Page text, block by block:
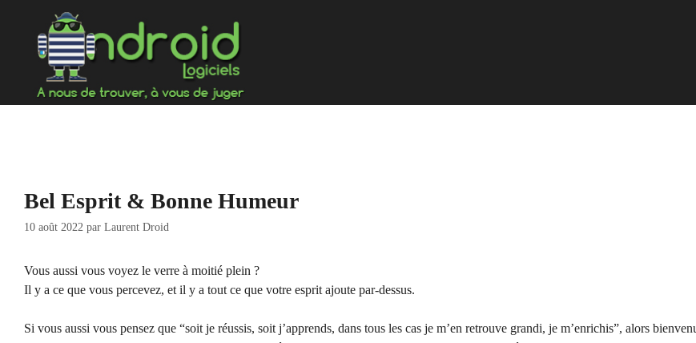
contenu
Bel Esprit & Bonne Humeur
10 août 2022 par Laurent Droid
Vous aussi vous voyez le verre à moitié plein ?
Il y a ce que vous percevez, et il y a tout ce que votre esprit ajoute par-dessus.
Si vous aussi vous pensez que “soit je réussis, soit j’apprends, dans tous les cas je m’en retrouve grandi, je m’enrichis”, alors